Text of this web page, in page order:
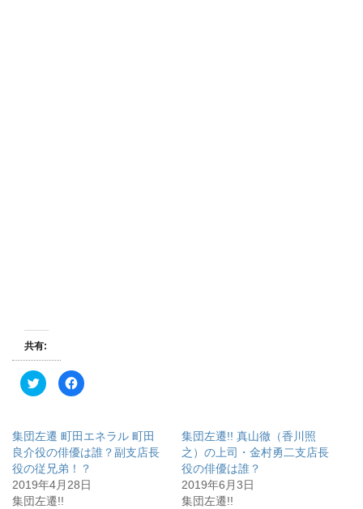
共有:
ク
リ
て
T
w
i
t
t
e
r
F
a
o
o
k
で
共
有
す
集団左遷 町田エネラル 町田
良介役の俳優は誰？副支店長
役の従兄弟！？
2019年4月28日
集団左遷!!
集団左遷!! 真山徹（香川照
之）の上司・金村勇二支店長
役の俳優は誰？
2019年6月3日
集団左遷!!